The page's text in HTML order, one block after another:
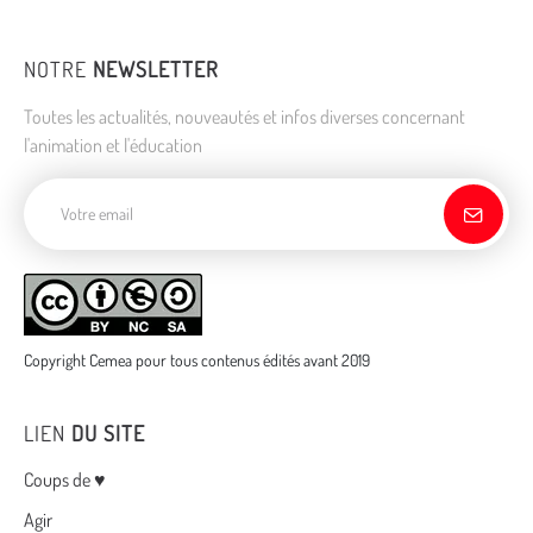
NOTRE NEWSLETTER
Toutes les actualités, nouveautés et infos diverses concernant
l'animation et l'éducation
Copyright Cemea pour tous contenus édités avant 2019
LIEN DU SITE
Menu
Coups de ♥
Agir